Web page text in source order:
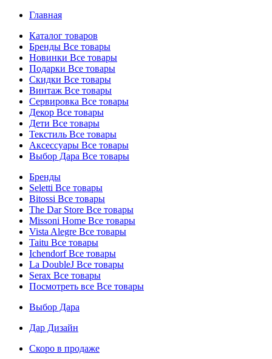
Главная
Каталог товаров
Бренды Все товары
Новинки Все товары
Подарки Все товары
Скидки Все товары
Винтаж Все товары
Сервировка Все товары
Декор Все товары
Дети Все товары
Текстиль Все товары
Аксессуары Все товары
Выбор Дара Все товары
Бренды
Seletti Все товары
Bitossi Все товары
The Dar Store Все товары
Missoni Home Все товары
Vista Alegre Все товары
Taitu Все товары
IchendorfВсе товары
La DoubleJ Все товары
Serax Все товары
Посмотреть все Все товары
Выбор Дара
Дар Дизайн
Скоро в продаже